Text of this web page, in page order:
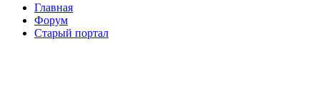
Главная
Форум
Старый портал